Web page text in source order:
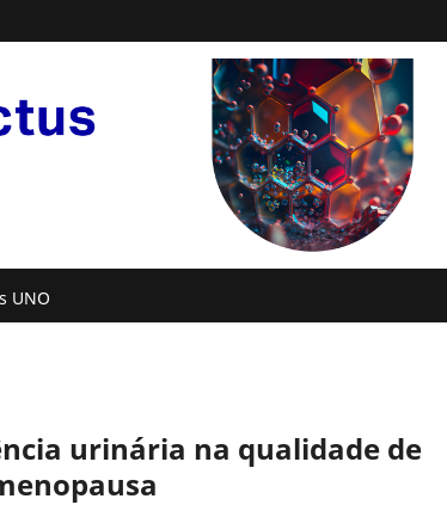
UNO
urinária na qualidade de